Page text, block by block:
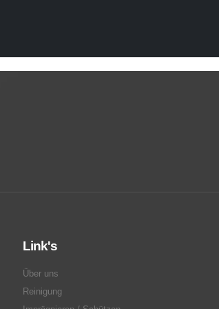
Link's
Über uns
Reinigung